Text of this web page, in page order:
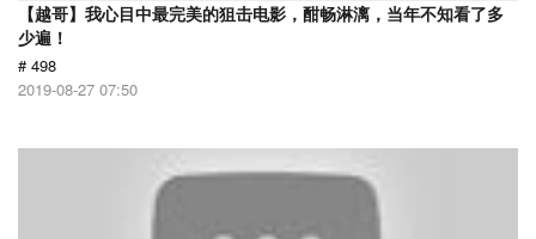
【越哥】我心目中最完美的狙击电影，酣畅淋漓，当年不知看了多
少遍！
# 498
2019-08-27 07:50